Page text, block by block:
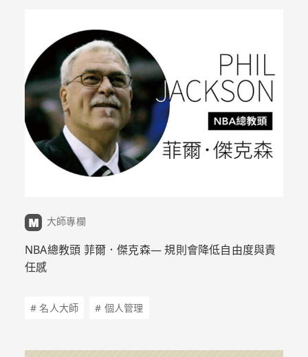
大師專欄
NBA總教頭 菲爾．傑克森— 規則會降低自由度與責
任感
# 名人大師 # 個人管理